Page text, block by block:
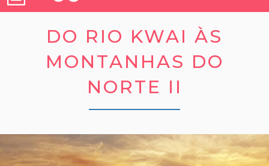
DO RIO KWAI ÀS
MONTANHAS DO
NORTE II